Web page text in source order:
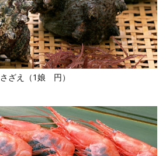
さざえ（1娘 円）